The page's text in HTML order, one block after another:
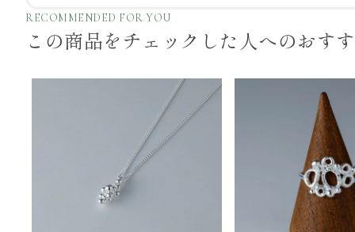
RECOMMENDED FOR YOU
この商品をチェックした 人へのおす